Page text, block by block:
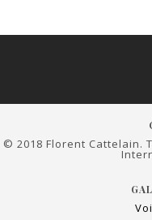
© 2018 Florent Cattelain.